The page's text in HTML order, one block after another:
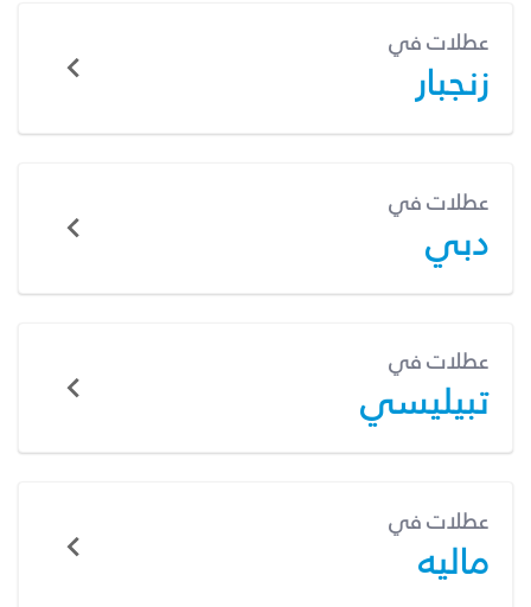
عطلات في
زنجبار
عطلات في
دبي
عطلات في
تبيليسي
عطلات في
ماليه